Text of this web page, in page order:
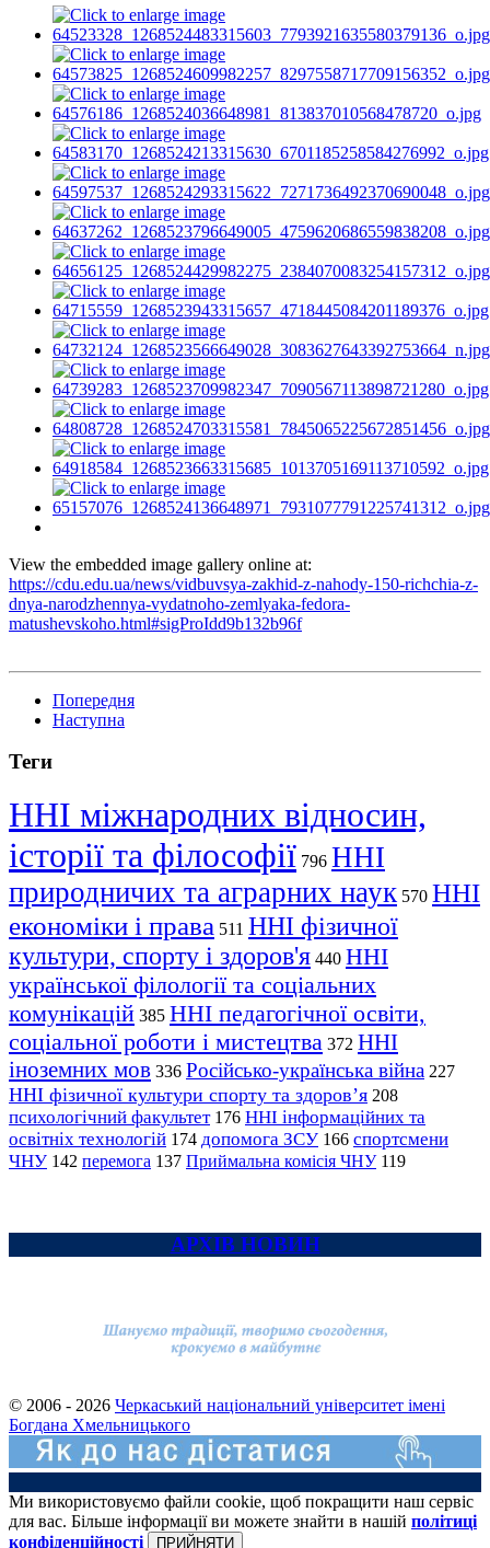
View the embedded image gallery online at:
https://cdu.edu.ua/news/vidbuvsya-zakhid-z-nahody-150-richchia-z-
dnya-narodzhennya-vydatnoho-zemlyaka-fedora-
matushevskoho.html#sigProIdd9b132b96f
Попередня
Наступна
Теги
ННІ міжнародних відносин,
історії та філософії 796 ННІ
природничих та аграрних наук 570 ННІ
економіки і права 511 ННІ фізичної
культури, спорту і здоров'я 440 ННІ
української філології та соціальних
комунікацій 385 ННІ педагогічної освіти,
соціальної роботи і мистецтва 372 ННІ
іноземних мов 336 Російсько-українська війна 227
ННІ фізичної культури спорту та здоров’я 208
психологічний факультет 176 ННІ інформаційних та
освітніх технологій 174 допомога ЗСУ 166 спортсмени
ЧНУ 142 перемога 137 Приймальна комісія ЧНУ 119
АРХІВ НОВИН
© 2006 - 2026 Черкаський національний університет імені
Богдана Хмельницького
Ми використовуємо файли cookie, щоб покращити наш сервіс
для вас. Більше інформації ви можете знайти в нашій політиці
конфіденційності
ПРИЙНЯТИ